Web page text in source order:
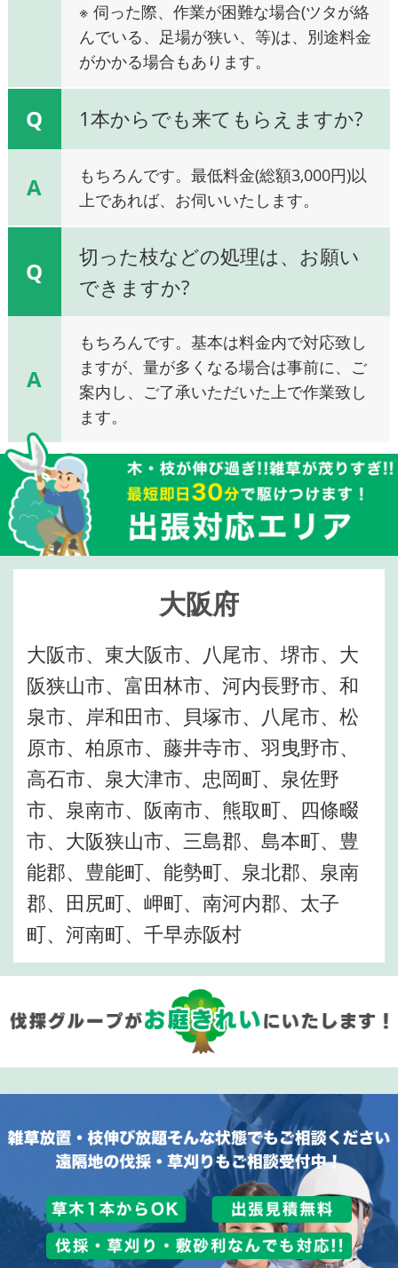
※ 伺った際、作業が困難な場合(ツタが絡
んでいる、足場が狭い、等)は、別途料金
がかかる場合もあります。
Q 1本からでも来てもらえますか?
A
もちろんです。最低料金(総額3,000円)以
上であれば、お伺いいたします。
Q
切った枝などの処理は、お願い
できますか?
A
もちろんです。基本は料金内で対応致し
ますが、量が多くなる場合は事前に、ご
案内し、ご了承いただいた上で作業致し
ます。
大阪府
大阪市、東大阪市、八尾市、堺市、大
阪狭山市、富田林市、河内長野市、和
泉市、岸和田市、貝塚市、八尾市、松
原市、柏原市、藤井寺市、羽曳野市、
高石市、泉大津市、忠岡町、泉佐野
市、泉南市、阪南市、熊取町、四條畷
市、大阪狭山市、三島郡、島本町、豊
能郡、豊能町、能勢町、泉北郡、泉南
郡、田尻町、岬町、南河内郡、太子
町、河南町、千早赤阪村